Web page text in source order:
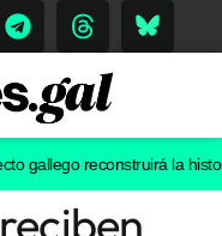
reconstruirá la